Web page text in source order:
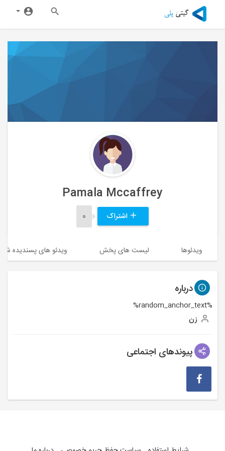
Pamala Mccaffrey
اشتراک 0
ویدئوها لیست های پخش ویدئو های پسندیده
درباره
%random_anchor_text%
زن
پیوندهای اجتماعی